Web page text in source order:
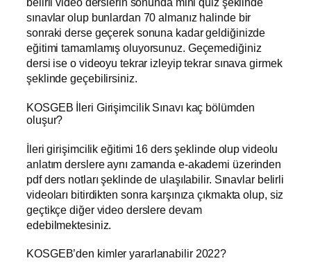
sınavlar olup bunlardan 70 almanız halinde bir
sonraki derse geçerek sonuna kadar geldiğinizde
eğitimi tamamlamış oluyorsunuz. Geçemediğiniz
dersi ise o videoyu tekrar izleyip tekrar sınava girmek
şeklinde geçebilirsiniz.
KOSGEB İleri Girişimcilik Sınavı kaç bölümden
oluşur?
İleri girişimcilik eğitimi 16 ders şeklinde olup videolu
anlatım derslere aynı zamanda e-akademi üzerinden
pdf ders notları şeklinde de ulaşılabilir. Sınavlar belirli
videoları bitirdikten sonra karşınıza çıkmakta olup, siz
geçtikçe diğer video derslere devam
edebilmektesiniz.
KOSGEB’den kimler yararlanabilir 2022?